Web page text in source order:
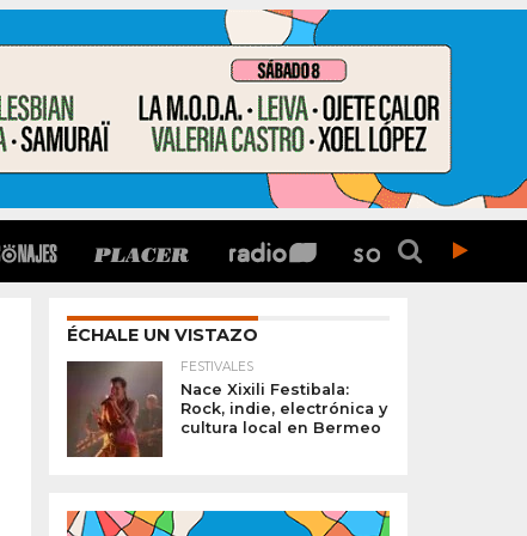
ÉCHALE UN VISTAZO
FESTIVALES
Nace Xixili Festibala:
Rock, indie, electrónica y
cultura local en Bermeo